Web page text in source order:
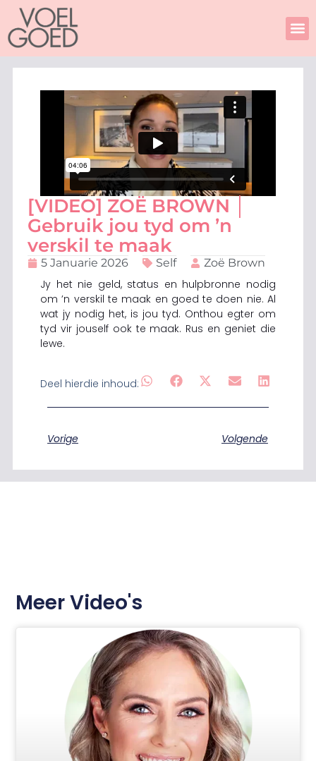
Skip
content
[VIDEO] ZOË BROWN │
Gebruik jou tyd om ’n
verskil te maak
5 Januarie 2026 Self Zoë Brown
Jy het nie geld, status en hulpbronne nodig
om ’n verskil te maak en goed te doen nie. Al
wat jy nodig het, is jou tyd. Onthou egter om
tyd vir jouself ook te maak. Rus en geniet die
lewe.
Deel hierdie inhoud:
Vorige Volgende
Meer Video's